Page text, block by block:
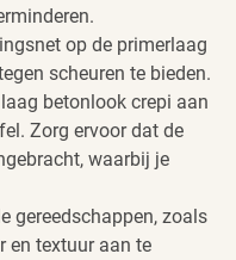
op de primerlaag
scheuren te bieden.
betonlook crepi aan
Zorg ervoor dat de
waarbij je
gereedschappen, zoals
en textuur aan te